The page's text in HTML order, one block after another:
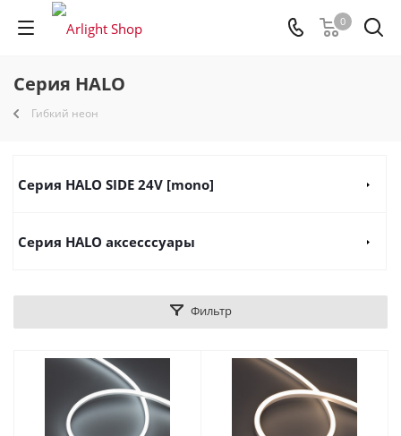
0
Серия HALO
Гибкий неон
Серия HALO SIDE 24V [mono]
Серия HALO аксесссуары
Фильтр